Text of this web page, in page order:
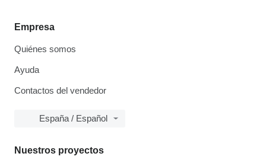
Empresa
Quiénes somos
Ayuda
Contactos del vendedor
España / Español
Nuestros proyectos